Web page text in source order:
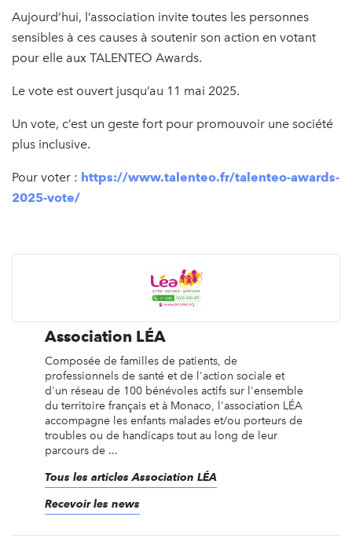
Aujourd’hui, l’association invite toutes les personnes
sensibles à ces causes à soutenir son action en votant
pour elle aux TALENTEO Awards.
Le vote est ouvert jusqu’au 11 mai 2025.
Un vote, c’est un geste fort pour promouvoir une société
plus inclusive.
Pour voter : https://www.talenteo.fr/talenteo-awards-
2025-vote/
Association LÉA
Composée de familles de patients, de
professionnels de santé et de l'action sociale et
d'un réseau de 100 bénévoles actifs sur l'ensemble
du territoire français et à Monaco, l'association LÉA
accompagne les enfants malades et/ou porteurs de
troubles ou de handicaps tout au long de leur
parcours de ...
Tous les articles Association LÉA
Recevoir les news